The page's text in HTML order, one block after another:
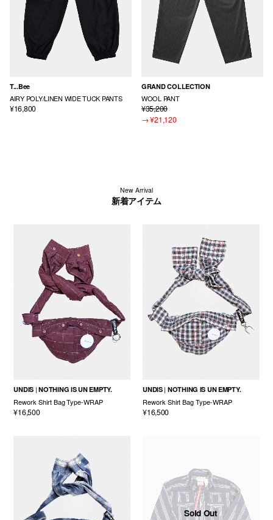
T...Bee
AIRY POLY/LINEN WIDE TUCK PANTS
¥16,800
GRAND COLLECTION
WOOL PANT
¥35,200
→¥21,120
New Arrival
新着アイテム
UNDIS NOTHING IS UN EMPTY.
Rework Shirt Bag Type-WRAP
¥16,500
UNDIS NOTHING IS UN EMPTY.
Rework Shirt Bag Type-WRAP
¥16,500
Sold Out